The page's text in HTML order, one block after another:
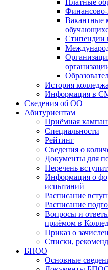
Платные
Финансово-
Вакантные
Стипендии
История колледжа
Информация в
Сведения об ОО
Абитуриентам
Приёмная
Специальности
Рейтинг
Сведения о
Документы для
Перечень
Информация о
испытаний
Расписание
Расписание
Вопросы и
приёмом в
Приказ о
Списки,
БПОО
Основные